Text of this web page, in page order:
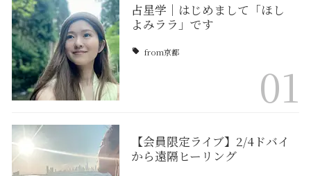
占星学｜はじめまして「ほし
よみララ」です
from京都
01
【会員限定ライブ】2/4ドバイ
から遠隔ヒーリング